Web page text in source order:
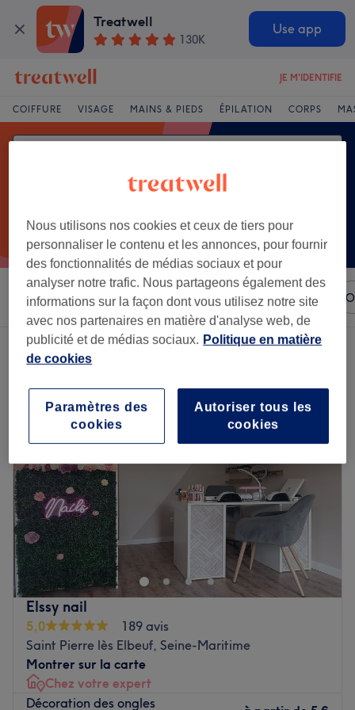
Treatwell
130K
Use app
JE M'IDENTIFIE
COIFFURE VISAGE MAINS & PIEDS ÉPILATION CORPS
Trier par N'importe quel prix Marques Salons
Un établissement offrant:
nail art à Saint Pierre lès Elbeuf, Seine-Maritime
Elssy nail
5,0
189 avis
Saint Pierre lès Elbeuf, Seine-Maritime
Montrer sur la carte
Chez votre expert
Décoration des ongles
Nous utilisons nos cookies et ceux de tiers pour
personnaliser le contenu et les annonces, pour fournir
des fonctionnalités de médias sociaux et pour
analyser notre trafic. Nous partageons également des
informations sur la façon dont vous utilisez notre site
avec nos partenaires en matière d'analyse web, de
publicité et de médias sociaux. Politique en matière
de cookies
Autoriser tous les
cookies
Paramètres des
cookies